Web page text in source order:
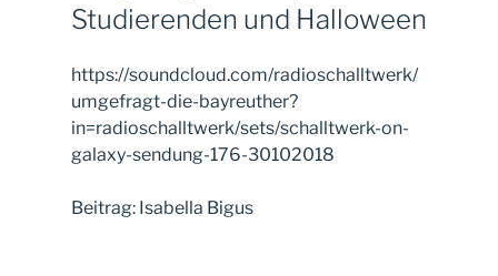
Studierenden und Halloween
https://soundcloud.com/radioschalltwerk/
umgefragt-die-bayreuther?
in=radioschalltwerk/sets/schalltwerk-on-
galaxy-sendung-176-30102018
Beitrag: Isabella Bigus